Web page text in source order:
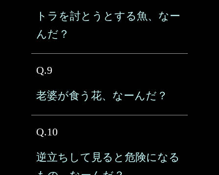
トラを討とうとする魚、なー
んだ？
Q.9
老婆が食う花、なーんだ？
Q.10
逆立ちして見ると危険になる